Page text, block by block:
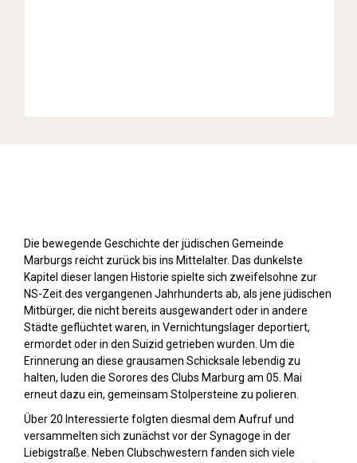
Die bewegende Geschichte der jüdischen Gemeinde
Marburgs reicht zurück bis ins Mittelalter. Das dunkelste
Kapitel dieser langen Historie spielte sich zweifelsohne zur
NS-Zeit des vergangenen Jahrhunderts ab, als jene jüdischen
Mitbürger, die nicht bereits ausgewandert oder in andere
Städte geflüchtet waren, in Vernichtungslager deportiert,
ermordet oder in den Suizid getrieben wurden. Um die
Erinnerung an diese grausamen Schicksale lebendig zu
halten, luden die Sorores des Clubs Marburg am 05. Mai
erneut dazu ein, gemeinsam Stolpersteine zu polieren.
Über 20 Interessierte folgten diesmal dem Aufruf und
versammelten sich zunächst vor der Synagoge in der
Liebigstraße. Neben Clubschwestern fanden sich viele